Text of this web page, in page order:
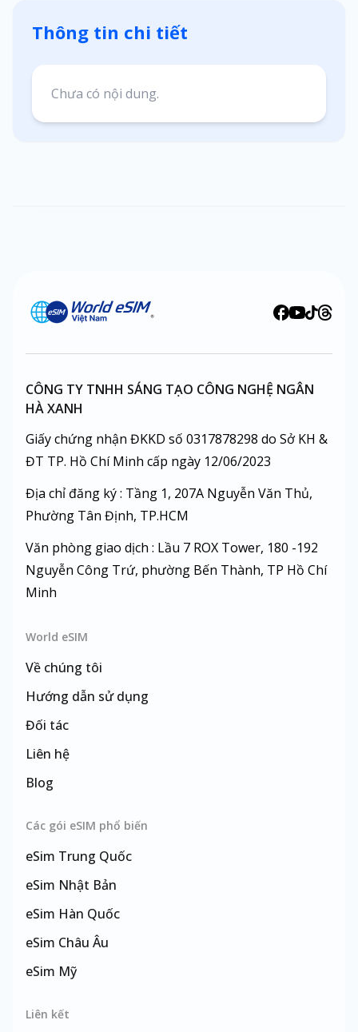
Thông tin chi tiết
Chưa có nội dung.
CÔNG TY TNHH SÁNG TẠO CÔNG NGHỆ NGÂN
HÀ XANH
Giấy chứng nhận ĐKKD số 0317878298 do Sở KH &
ĐT TP. Hồ Chí Minh cấp ngày 12/06/2023
Địa chỉ đăng ký : Tầng 1, 207A Nguyễn Văn Thủ,
Phường Tân Định, TP.HCM
Văn phòng giao dịch : Lầu 7 ROX Tower, 180 -192
Nguyễn Công Trứ, phường Bến Thành, TP Hồ Chí
Minh
World eSIM
Về chúng tôi
Hướng dẫn sử dụng
Đối tác
Liên hệ
Blog
Các gói eSIM phổ biến
eSim Trung Quốc
eSim Nhật Bản
eSim Hàn Quốc
eSim Châu Âu
eSim Mỹ
Liên kết